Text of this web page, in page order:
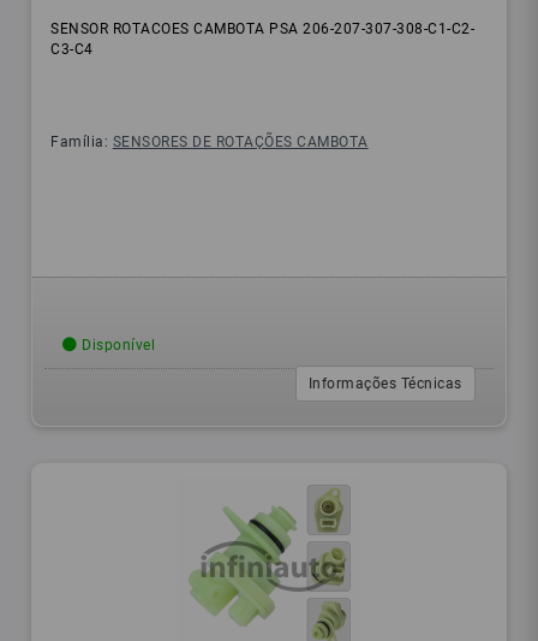
SENSOR ROTACOES CAMBOTA PSA 206-207-307-308-C1-C2-
C3-C4
Família: SENSORES DE ROTAÇÕES CAMBOTA
Disponível
Informações Técnicas